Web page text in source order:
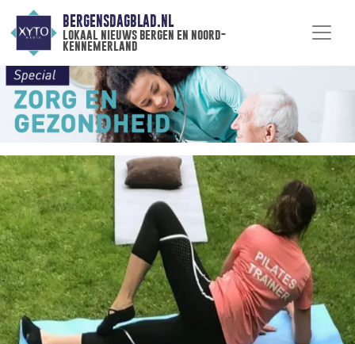
BERGENSDAGBLAD.NL
lokaal nieuws bergen en noord-
kennemerland